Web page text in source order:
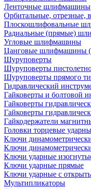
Ленточные шлифмашины
Орбитальные,
Плоскошлифовальные
Радиальные (прямые)
Угловые шлифмашины
Цанговые шлифмашины
Шуруповерты
Шуруповерты
Шуруповерты прямого
Гидравлический
Гайковерты и болтовой
Гайковерты
Гайковерты
Гайкодержатели
Головки торцевые
Ключи
Ключи
Ключи ударные
Ключи ударные прямые
Ключи ударные с
Мультипликаторы